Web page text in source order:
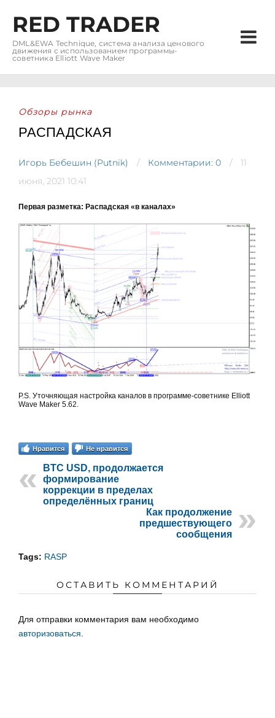
RED TRADER
DML&EWA Technique, система анализа ценового
движения с использованием программы-
советника Elliott Wave Maker
Обзоры рынка
РАСПАДСКАЯ
Игорь Бебешин (Putnik) Комментарии: 0
11
июня, 2021 10:41
Первая разметка: Распадская «в каналах»
P.S. Уточняющая настройка каналов в программе-советнике Elliott
Wave Maker 5.62.
Нравится Не нравится
BTC USD, продолжается
формирование
коррекции в пределах
определённых границ
Как продолжение
предшествующего
сообщения
Tags: RASP
ОСТАВИТЬ КОММЕНТАРИЙ
Для отправки комментария вам необходимо
авторизоваться.